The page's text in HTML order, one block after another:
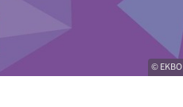
© EKBO